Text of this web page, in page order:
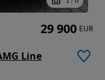
Line
29 900 EUR